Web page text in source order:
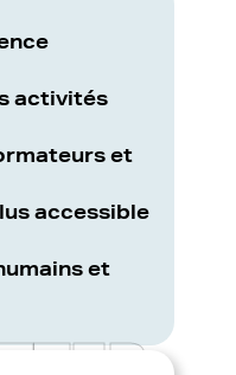
activités
et
accessible
et
TER